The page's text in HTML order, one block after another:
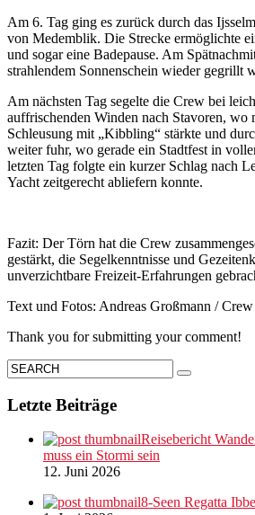
Am 6. Tag ging es zurück durch das
von Medemblik. Die Strecke ermöglichte
und sogar eine Badepause. Am
strahlendem Sonnenschein wieder gegrillt
Am nächsten Tag segelte die Crew bei
auffrischenden Winden nach Stavoren, wo
Schleusung mit „Kibbling“ stärkte und
weiter fuhr, wo gerade ein Stadtfest in
letzten Tag folgte ein kurzer Schlag nach
Yacht zeitgerecht abliefern konnte.
Fazit: Der Törn hat die Crew
gestärkt, die Segelkenntnisse und
unverzichtbare Freizeit-Erfahrungen
Text und Fotos: Andreas Großmann / Crew
Thank you for submitting your comment!
Letzte Beiträge
Reisebericht
muss ein Stormi sein
12. Juni 2026
8-Seen Regatta